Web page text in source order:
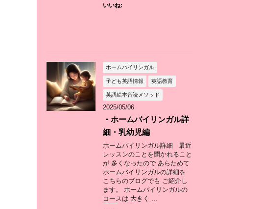
いいね:
ホームバイリンガル
子ども英語情報 英語教育
英語絵本音読メソッド
2025/05/06
・ホームバイリンガル詳
細・乳幼児編
ホームバイリンガル詳細 最近
レッスンのことを聞かれること
が 多くなったので あらためて
ホームバイリンガルの詳細を
こちらのブログでも ご紹介し
ます。 ホームバイリンガルの
コースは 大きく ...